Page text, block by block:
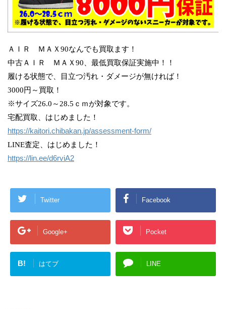
ＡＩＲ ＭＡＸ90なんでも買取ます！
中古ＡＩＲ ＭＡＸ90、最低買取保証実施中！！
履ける状態で、目立つ汚れ・ダメージが無ければ！
3000円～買取！
※サイズ26.0～28.5ｃｍが対象です。
宅配買取、はじめました！
https://kaitori.chibakan.jp/assessment-form/
LINE査定、はじめました！
https://lin.ee/d6rviA2
Twitter Facebook
Google+ Pocket
B! はてブ LINE